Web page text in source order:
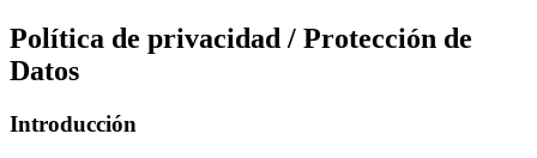
Política de privacidad / Protección de
Datos
Introducción